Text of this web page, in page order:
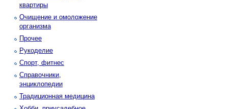
квартиры
Очищение и омоложение
организма
Прочее
Рукоделие
Спорт, фитнес
Справочники,
энциклопедии
Традиционная медицина